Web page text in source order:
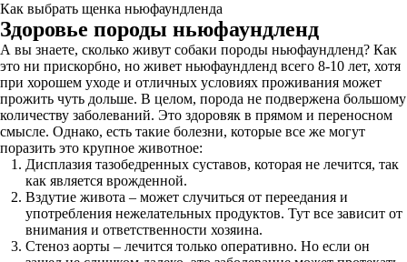
Как выбрать щенка ньюфаундленда
Здоровье породы ньюфаундленд
А вы знаете, сколько живут собаки породы ньюфаундленд? Как
это ни прискорбно, но живет ньюфаундленд всего 8-10 лет, хотя
при хорошем уходе и отличных условиях проживания может
прожить чуть дольше. В целом, порода не подвержена большому
количеству заболеваний. Это здоровяк в прямом и переносном
смысле. Однако, есть такие болезни, которые все же могут
поразить это крупное животное:
Дисплазия тазобедренных суставов, которая не лечится, так
как является врожденной.
Вздутие живота – может случиться от переедания и
употребления нежелательных продуктов. Тут все зависит от
внимания и ответственности хозяина.
Стеноз аорты – лечится только оперативно. Но если он